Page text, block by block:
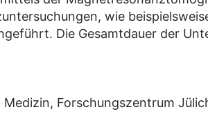
wie
Die Gesamtdauer der
Forschungszentrum